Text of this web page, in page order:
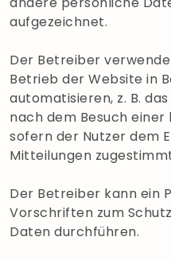
aufgezeichnet.
Der Betreiber
Betrieb der Website in
automatisieren, z. B.
nach dem Besuch
sofern der Nutzer dem
Mitteilungen
Der Betreiber kann ein
Vorschriften zum
Daten durchführen.